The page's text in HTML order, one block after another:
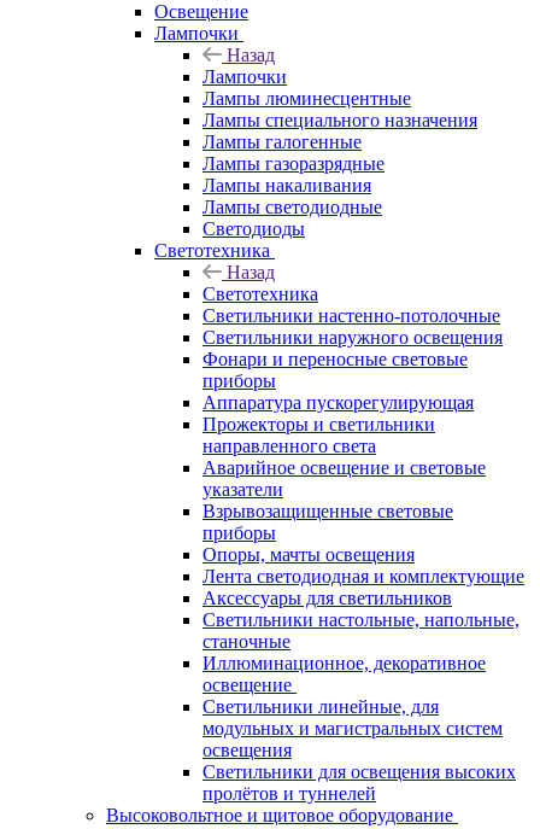
Освещение
Лампочки
Назад
Лампочки
Лампы люминесцентные
Лампы специального назначения
Лампы галогенные
Лампы газоразрядные
Лампы накаливания
Лампы светодиодные
Светодиоды
Светотехника
Назад
Светотехника
Светильники настенно-потолочные
Светильники наружного освещения
Фонари и переносные световые
приборы
Аппаратура пускорегулирующая
Прожекторы и светильники
направленного света
Аварийное освещение и световые
указатели
Взрывозащищенные световые
приборы
Опоры, мачты освещения
Лента светодиодная и комплектующие
Аксессуары для светильников
Светильники настольные, напольные,
станочные
Иллюминационное, декоративное
освещение
Светильники линейные, для
модульных и магистральных систем
освещения
Светильники для освещения высоких
пролётов и туннелей
Высоковольтное и щитовое оборудование